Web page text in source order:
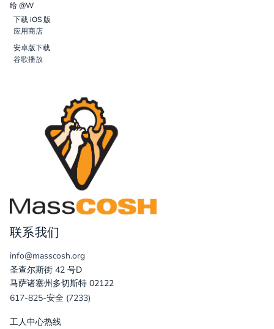
给 @W
下载 iOS 版
应用商店
安卓版下载
谷歌播放
联系我们
info@masscosh.org
圣查尔斯街 42 号D
马萨诸塞州多切斯特 02122
617-825-安全 (7233)
工人中心热线